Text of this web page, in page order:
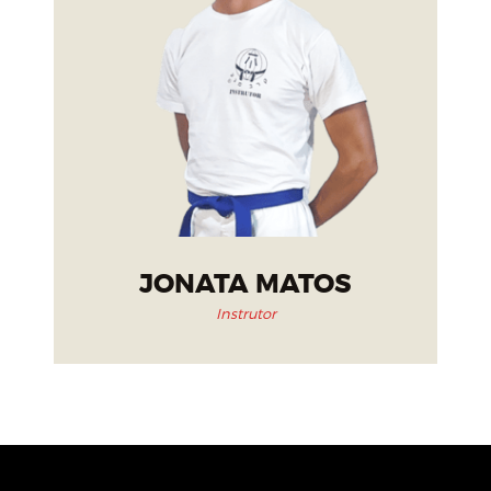
JONATA MATOS
Instrutor